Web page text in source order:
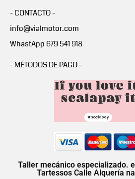
- CONTACTO -
info@vialmotor.com
WhastApp 679 541 918
- MÉTODOS DE PAGO -
Taller mecánico especializado.
Tartessos Calle Alquería